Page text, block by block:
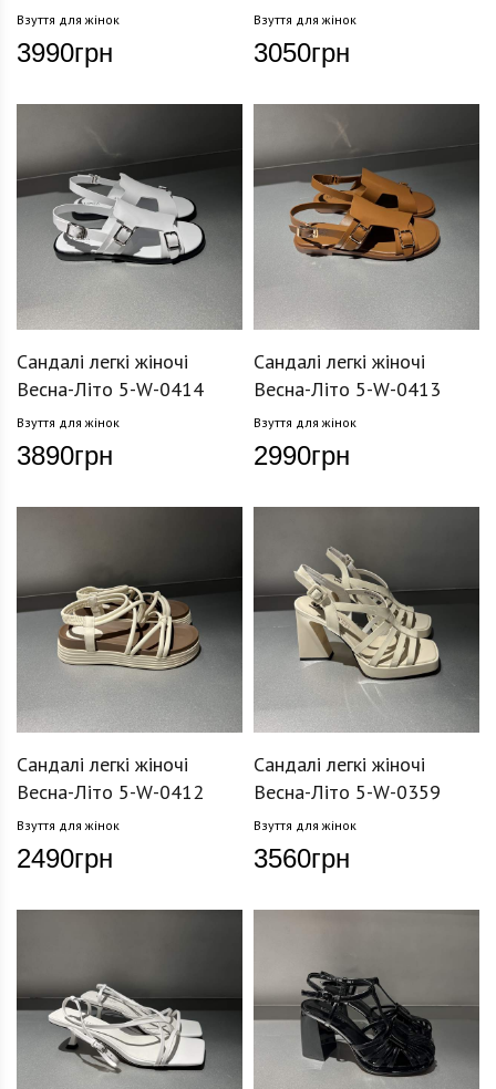
Взуття для жінок
3990грн
Взуття для жінок
3050грн
Сандалі легкі жіночі
Весна-Літо 5-W-0414
Взуття для жінок
3890грн
Сандалі легкі жіночі
Весна-Літо 5-W-0413
Взуття для жінок
2990грн
Сандалі легкі жіночі
Весна-Літо 5-W-0412
Взуття для жінок
2490грн
Сандалі легкі жіночі
Весна-Літо 5-W-0359
Взуття для жінок
3560грн